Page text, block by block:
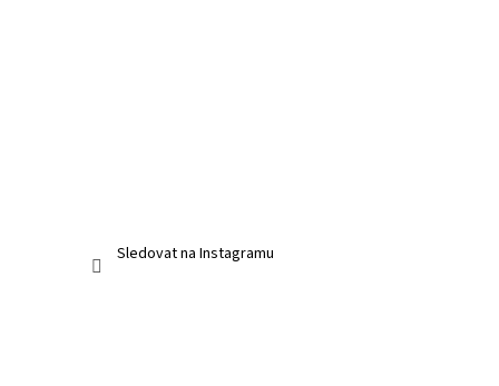
Sledovat na Instagramu